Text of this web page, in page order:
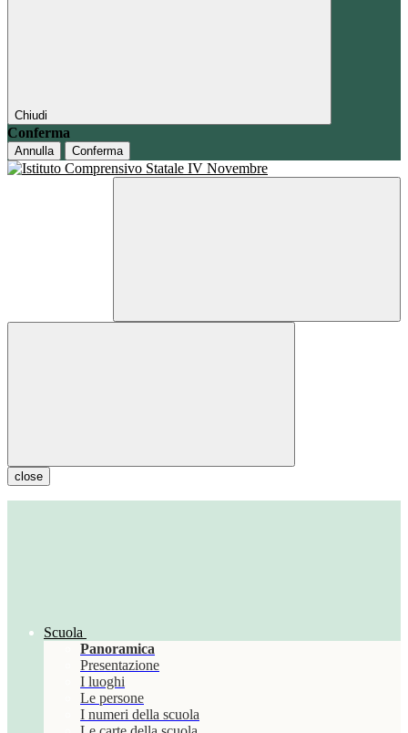
Chiudi
Conferma
Annulla Conferma
close
Scuola
Panoramica
Presentazione
I luoghi
Le persone
I numeri della scuola